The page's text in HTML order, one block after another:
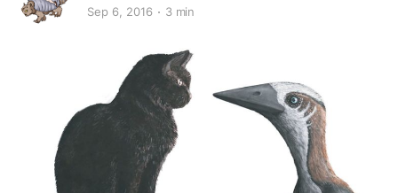
Sep 6, 2016 3 min